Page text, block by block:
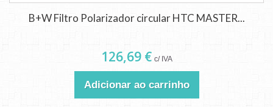
B+W Filtro Polarizador circular HTC MASTER...
126,69 € c/ IVA
Adicionar ao carrinho